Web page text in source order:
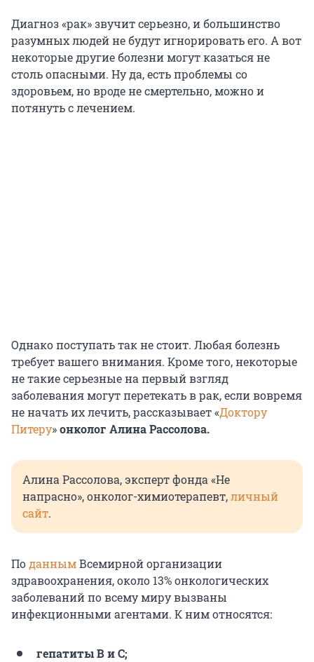
Диагноз «рак» звучит серьезно, и большинство
разумных людей не будут игнорировать его. А вот
некоторые другие болезни могут казаться не
столь опасными. Ну да, есть проблемы со
здоровьем, но вроде не смертельно, можно и
потянуть с лечением.
Однако поступать так не стоит. Любая болезнь
требует вашего внимания. Кроме того, некоторые
не такие серьезные на первый взгляд
заболевания могут перетекать в рак, если вовремя
не начать их лечить, рассказывает «Доктору
Питеру»онколог Алина Рассолова.
Алина Рассолова, эксперт фонда «Не
напрасно», онколог-химиотерапевт,личный
сайт.
ПоданнымВсемирной организации
здравоохранения, около 13% онкологических
заболеваний по всему миру вызваны
инфекционными агентами. К ним относятся:
гепатиты В и С;